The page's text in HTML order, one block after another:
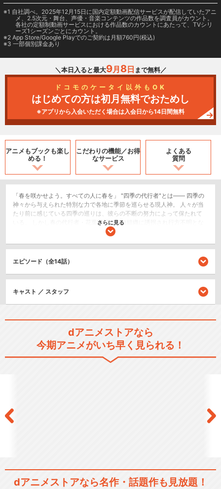
1 自社調べ。2025年12月15日に国内定額動画配信サービスが配信していたアニ
メ、2.5次元・舞台、声優・音楽コンテンツの作品数を調査員がカウント。
各社の定額制動画サービスにおける作品数のカウントにあたって、TVシリ
ーズ1シーズンごとにカウント。
2 App Store/Google Playでのご契約は月額760円(税込)
3 一部個別課金あり
＼本日入ると最大9月 8日 まで無料／
ドコモのケータイ以外もOK
はじめての方は初月無料でおためし
※アプリから入会いただく場合は入会日から14日間無料
アニメもブックも楽し
める！
こだわりの機能／お得
なサービス
よくある
質問
「春を咲かせよう。すべての人に春を」 "四季の代行者"とは—— 四季の
神々から与えられた特別な力で各地に季節を巡らせる現人神。 人々が当
たり前に感じている四季の巡りは、彼らの不断の努力によって保たれて
いる。 しかし春の代行者・花葉雛菊がテロ組織に誘拐され行方不明とな
ってから、 大和国の季節は春だけが消え去ったままだった。 「雛菊様、
探し続けた春の護衛官・姫鷹さくら。 大切な友人を守れなかった冬の代
行者・寒椿狼星と冬の護衛官・寒月凍蝶。 十年の時を経て雛菊が突然の
帰還を果たしたことで、止まっていた彼らの物語が動き出す。 様々な想
いを抱えながら、雛菊とさくらは春を届ける旅を始める。 「二人で、生
の二人は小さな恋をしていたんだ」 引き離された初恋の人に再び会うた
めに。 「私達を傷つける、すべての者達に告ぐ」 誘拐され不条理に奪わ
る人のために。 悲しみの淵にいる人に寄り添うために。 何度傷ついても
生きようと願う人に、希望を届けるために。 「私は貴方を守る。貴方も
私には春をくれる。 だから大丈夫、共に参りましょう」
SF/ファンタジー
さらに見る
エピソード（全14話）
キャスト ／ スタッフ
dアニメストアなら
今期アニメがいち早く見られる！
dアニメストアなら名作・話題作も見放題！